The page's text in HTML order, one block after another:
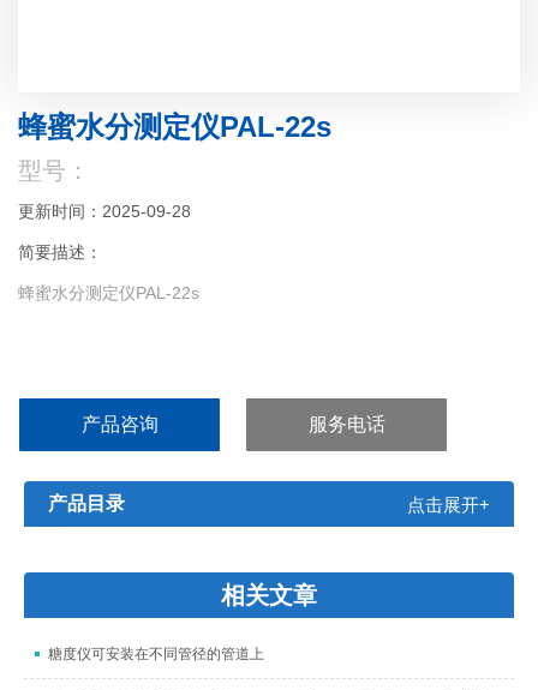
蜂蜜水分测定仪PAL-22s
型号：
更新时间：2025-09-28
简要描述：
蜂蜜水分测定仪PAL-22s
产品咨询 服务电话
产品目录 点击展开+
相关文章
糖度仪可安装在不同管径的管道上